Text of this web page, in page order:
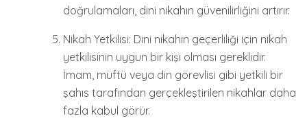
doğrulamaları, dini nikahın güvenilirliğini artırır.
Nikah Yetkilisi: Dini nikahın geçerliliği için nikah
yetkilisinin uygun bir kişi olması gereklidir.
İmam, müftü veya din görevlisi gibi yetkili bir
şahıs tarafından gerçekleştirilen nikahlar daha
fazla kabul görür.